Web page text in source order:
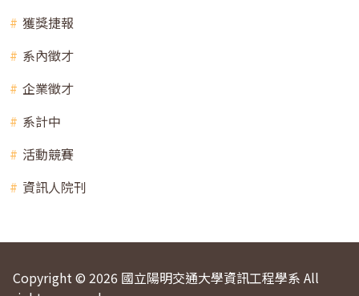
獲獎捷報
系內徵才
企業徵才
系計中
活動競賽
資訊人院刊
Copyright © 2026 國立陽明交通大學資訊工程學系 All